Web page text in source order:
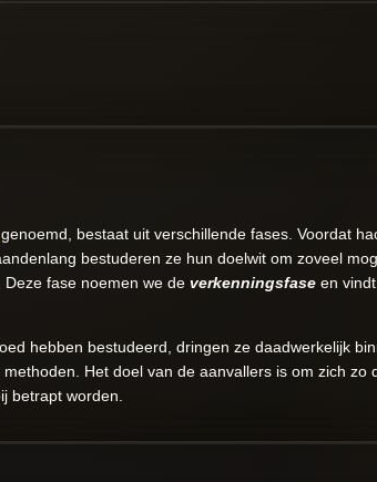
genoemd, bestaat uit verschillende fases. Voordat
bestuderen ze hun doelwit om zoveel
fase noemen we de verkenningsfase en
hebben bestudeerd, dringen ze daadwerkelijk
Het doel van de aanvallers is om zich zo
betrapt worden.